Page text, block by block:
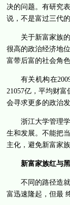
决的问题。有研究
说，不是富过三代
关于新富家族
很高的政治经济地
富带后富的社会角色
有关机构在
21057亿，平均财
会寻求更多的政治
浙江大学管理
生和发展。不能把
主化，避免新富家
新富家族红与
不同的路径造
富迅速隆起，但最